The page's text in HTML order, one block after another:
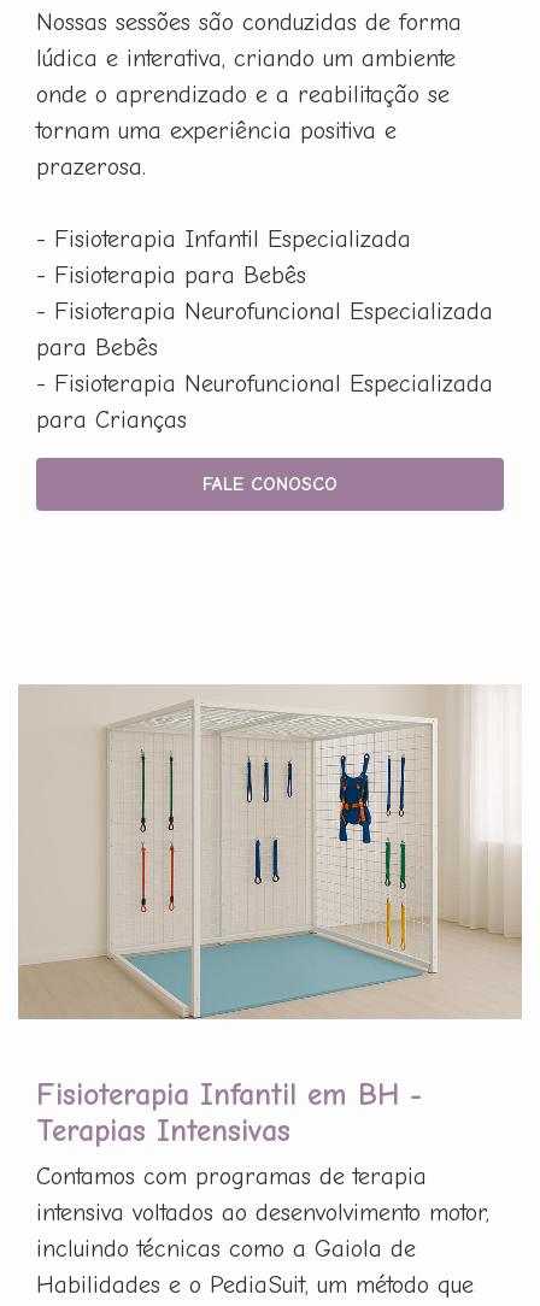
Nossas sessões são conduzidas de forma
lúdica e interativa, criando um ambiente
onde o aprendizado e a reabilitação se
tornam uma experiência positiva e
prazerosa.
- Fisioterapia Infantil Especializada
- Fisioterapia para Bebês
- Fisioterapia Neurofuncional Especializada
para Bebês
- Fisioterapia Neurofuncional Especializada
para Crianças
FALE CONOSCO
Fisioterapia Infantil em BH -
Terapias Intensivas
Contamos com programas de terapia
intensiva voltados ao desenvolvimento motor,
incluindo técnicas como a Gaiola de
Habilidades e o PediaSuit, um método que